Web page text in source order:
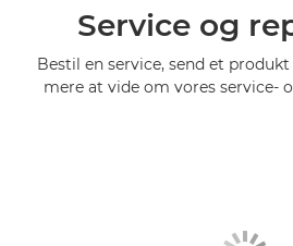
Service og
Bestil en service, send et
mere at vide om vores service-